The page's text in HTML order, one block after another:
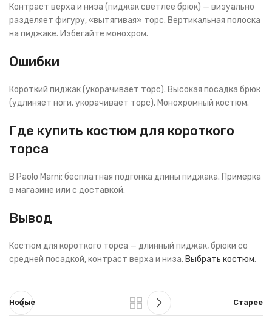
Контраст верха и низа (пиджак светлее брюк) — визуально
разделяет фигуру, «вытягивая» торс. Вертикальная полоска
на пиджаке. Избегайте монохром.
Ошибки
Короткий пиджак (укорачивает торс). Высокая посадка брюк
(удлиняет ноги, укорачивает торс). Монохромный костюм.
Где купить костюм для короткого
торса
В Paolo Marni: бесплатная подгонка длины пиджака. Примерка
в магазине или с доставкой.
Вывод
Костюм для короткого торса — длинный пиджак, брюки со
средней посадкой, контраст верха и низа. Выбрать костюм.
Новые Старее